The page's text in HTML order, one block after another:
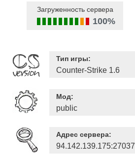
Загруженность сервера
100%
Тип игры:
Counter-Strike 1.6
Мод:
public
Адрес сервера:
94.142.139.175:27037